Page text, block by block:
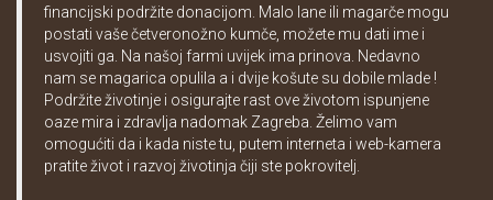
financijski podržite donacijom. Malo lane ili magarče mogu
postati vaše četveronožno kumče, možete mu dati ime i
usvojiti ga. Na našoj farmi uvijek ima prinova. Nedavno
nam se magarica opulila a i dvije košute su dobile mlade !
Podržite životinje i osigurajte rast ove životom ispunjene
oaze mira i zdravlja nadomak Zagreba. Želimo vam
omogućiti da i kada niste tu, putem interneta i web-kamera
pratite život i razvoj životinja čiji ste pokrovitelj.